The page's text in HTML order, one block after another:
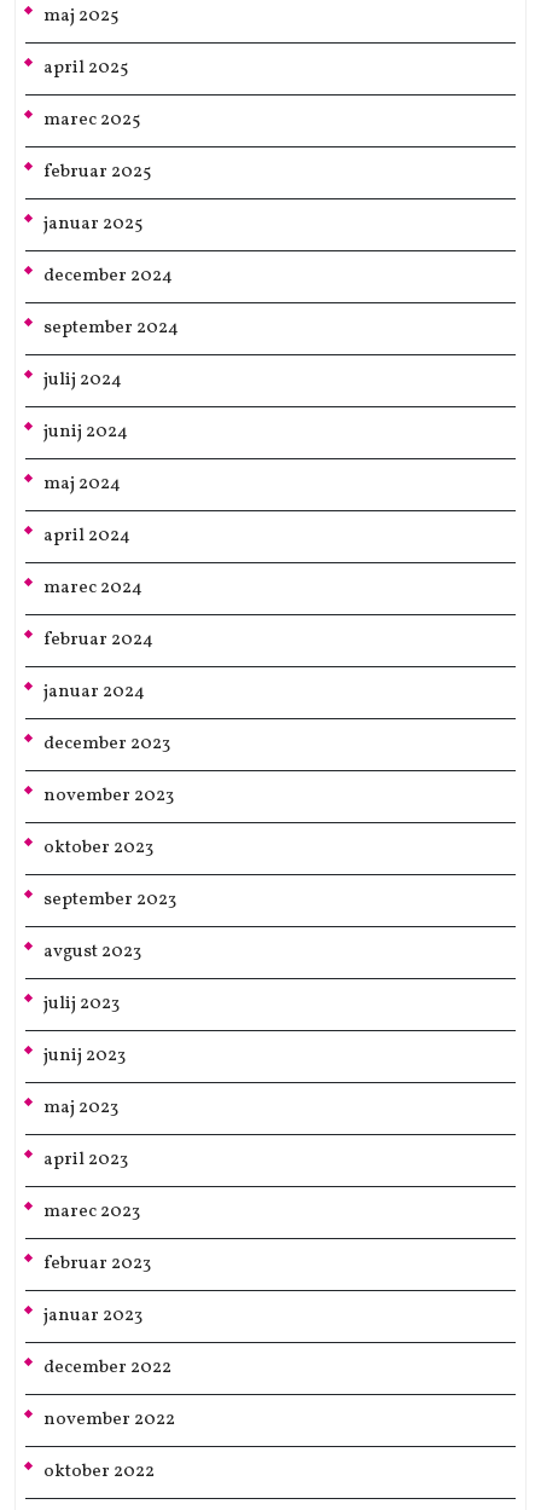
maj 2025
april 2025
marec 2025
februar 2025
januar 2025
december 2024
september 2024
julij 2024
junij 2024
maj 2024
april 2024
marec 2024
februar 2024
januar 2024
december 2023
november 2023
oktober 2023
september 2023
avgust 2023
julij 2023
junij 2023
maj 2023
april 2023
marec 2023
februar 2023
januar 2023
december 2022
november 2022
oktober 2022